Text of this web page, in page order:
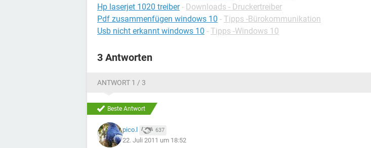
Hp laserjet 1020 treiber - Downloads - Druckertreiber
Pdf zusammenfügen windows 10 - Tipps -Bürokommunikation
Usb nicht erkannt windows 10 - Tipps -Windows 10
3 Antworten
ANTWORT 1 / 3
Beste Antwort
pico.l 637
22. Juli 2011 um 18:52